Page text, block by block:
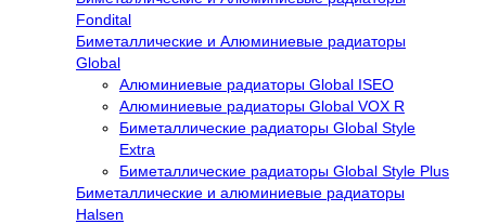
Fondital
Биметаллические и Алюминиевые радиаторы
Global
Алюминиевые радиаторы Global ISEO
Алюминиевые радиаторы Global VOX R
Биметаллические радиаторы Global Style
Extra
Биметаллические радиаторы Global Style Plus
Биметаллические и алюминиевые радиаторы
Halsen